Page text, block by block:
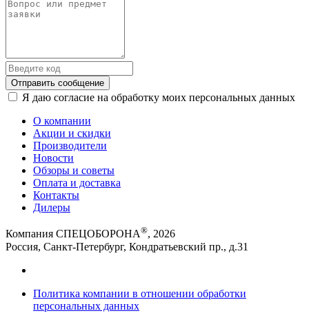
Отправить сообщение
Я даю согласие на обработку моих персональных данных
О компании
Акции и скидки
Производители
Новости
Обзоры и советы
Оплата и доставка
Контакты
Дилеры
Компания СПЕЦОБОРОНА®, 2026
Россия, Санкт-Петербург, Кондратьевский пр., д.31
Политика компании в отношении обработки
персональных данных